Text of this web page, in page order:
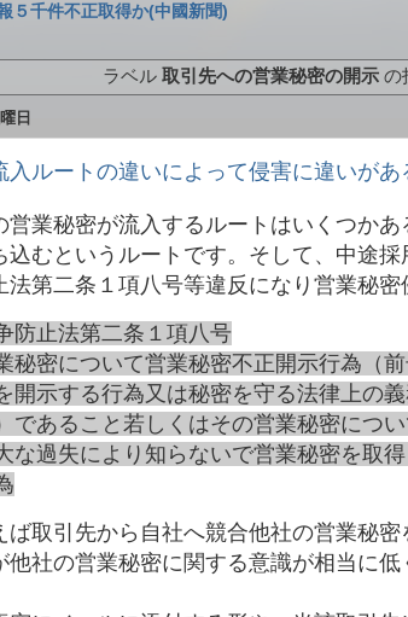
５千件不正取得か(中國新聞)
ラベル取引先への営業秘密の開示 の
日
入ルートの違いによって侵害に違いがあ
営業秘密が流入するルートはいくつか
込むというルートです。そして、中途
法第二条１項八号等違反になり営業秘密
防止法第二条１項八号
秘密について営業秘密不正開示行為（
開示する行為又は秘密を守る法律上の
であること若しくはその営業秘密につ
な過失により知らないで営業秘密を取
ば取引先から自社へ競合他社の営業秘
他社の営業秘密に関する意識が相当に